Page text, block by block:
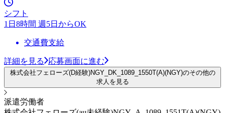
シフト
1日8時間 週5日からOK
交通費支給
詳細を見る 応募画面に進む
株式会社フェローズ(D経験)NGY_DK_1089_1550T(A)(NGY)のその他の
求人を見る
派遣労働者